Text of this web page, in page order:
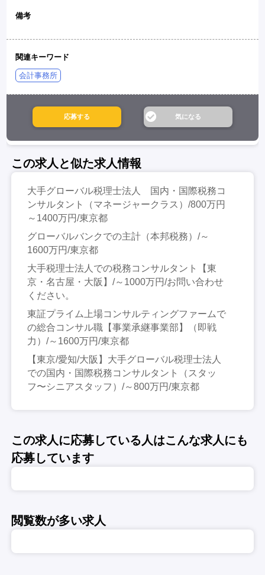
備考
関連キーワード
会計事務所
この求人と似た求人情報
大手グローバル税理士法人 国内・国際税務コ
ンサルタント（マネージャークラス）/800万円
～1400万円/東京都
グローバルバンクでの主計（本邦税務）/～
1600万円/東京都
大手税理士法人での税務コンサルタント【東
京・名古屋・大阪】/～1000万円/お問い合わせ
ください。
東証プライム上場コンサルティングファームで
の総合コンサル職【事業承継事業部】（即戦
力）/～1600万円/東京都
【東京/愛知/大阪】大手グローバル税理士法人
での国内・国際税務コンサルタント（スタッ
フ〜シニアスタッフ）/～800万円/東京都
この求人に応募している人はこんな求人にも
応募しています
閲覧数が多い求人